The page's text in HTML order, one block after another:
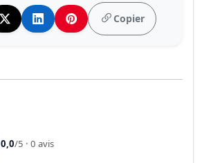
Copier
0,0/5 ·0 avis